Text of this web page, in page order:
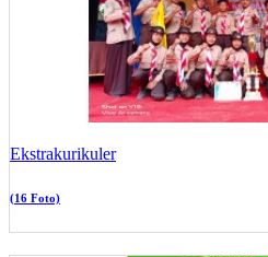
Ekstrakurikuler
(16 Foto)